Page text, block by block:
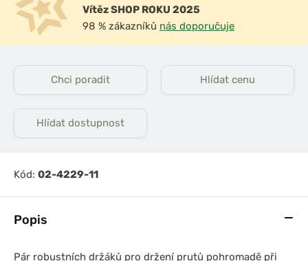
Popis
Pár robustních držáků pro držení prutů pohromadě při
Vítěz SHOP ROKU 2025
98 % zákazníků nás doporučuje
Chci poradit Hlídat cenu
Hlídat dostupnost
Kód: 02-4229-11